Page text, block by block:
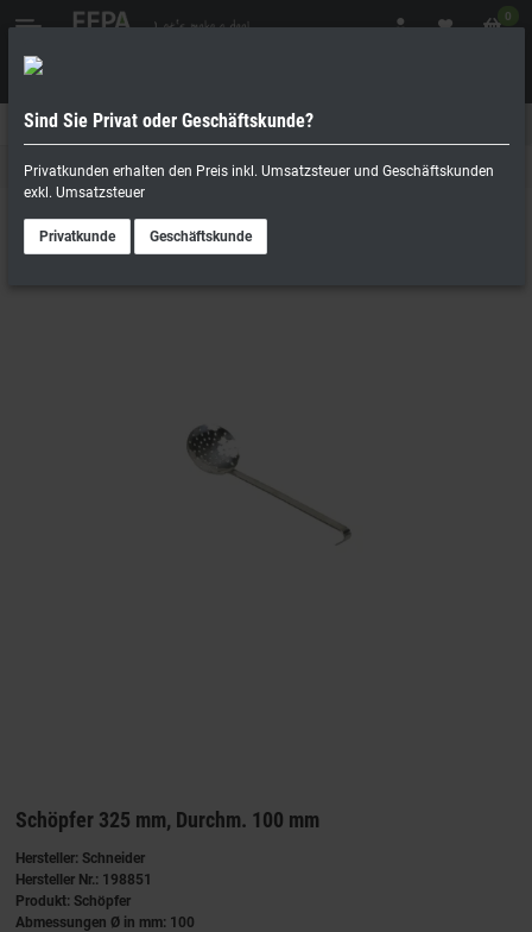
0
Geschäftskunde
Küchenwerkzeuge
Schöpfer 325 mm, Durchm. 100 mm
Hersteller: Schneider
Hersteller Nr.: 198851
Produkt: Schöpfer
Abmessungen Ø in mm: 100
Sind Sie Privat oder Geschäftskunde?
Privatkunden erhalten den Preis inkl. Umsatzsteuer und Geschäftskunden
exkl. Umsatzsteuer
Privatkunde Geschäftskunde